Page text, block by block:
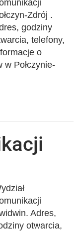
Zdrój .
godziny
telefony,
o
w Połczynie-
Adres,
otwarcia,